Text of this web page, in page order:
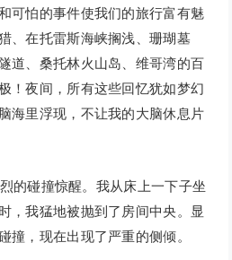
可怕的事件使我们的旅行富有魅
、在托雷斯海峡搁浅、珊瑚墓
道、桑托林火山岛、维哥湾的百
！夜间，所有这些回忆犹如梦幻
海里浮现，不让我的大脑休息片
的碰撞惊醒。我从床上一下子坐
，我猛地被抛到了房间中央。显
撞，现在出现了严重的侧倾。